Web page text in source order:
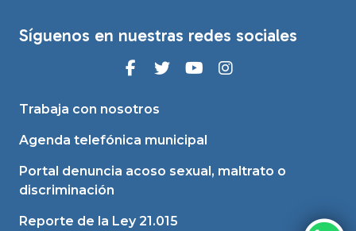
Síguenos en nuestras redes sociales
Trabaja con nosotros
Agenda telefónica municipal
Portal denuncia acoso sexual, maltrato o
discriminación
Reporte de la Ley 21.015